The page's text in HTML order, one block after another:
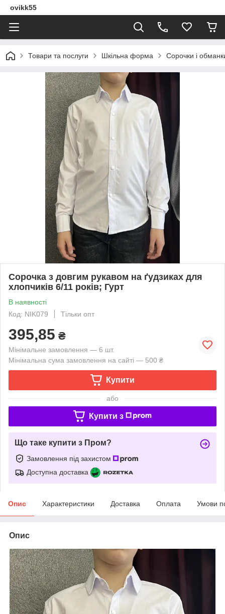
ovikk55
Товари та послуги Шкільна форма Сорочки і
Сорочка з довгим рукавом на ґудзиках для
хлопчиків 6/11 років; Гурт
В наявності
Код: NIK079
Тільки опт
395,85 ₴
Мінімальне замовлення — 6 шт.
Мінімальна сума замовлення на сайті — 500 ₴
Купити
або
Купити з
Що таке купити з Пром?
Замовлення під захистом
Доступна доставка
Опис Характеристики Доставка Оплата Умови
Опис